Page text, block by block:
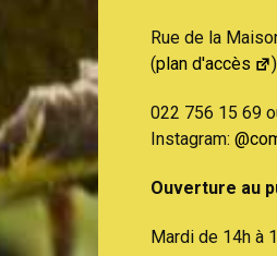
Rue de la
(plan d'accès )
022 756 15 69
Instagram:
Ouverture au
Mardi de 14h à